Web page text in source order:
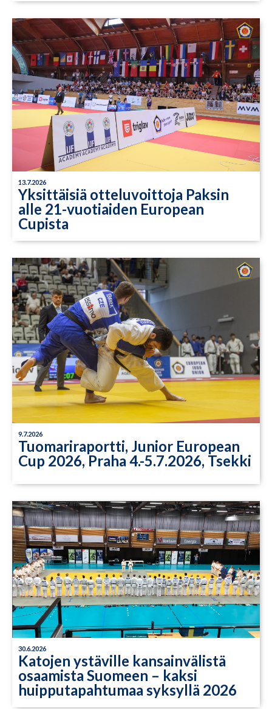
13.7.2026
Yksittäisiä otteluvoittoja Paksin
alle 21-vuotiaiden European
Cupista
9.7.2026
Tuomariraportti, Junior European
Cup 2026, Praha 4.-5.7.2026, Tsekki
30.6.2026
Katojen ystäville kansainvälistä
osaamista Suomeen – kaksi
huipputapahtumaa syksyllä 2026